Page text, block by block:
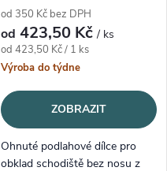
od 350 Kč bez DPH
od 423,50 Kč/ ks
Měrná cena:
od 423,50 Kč / 1 ks
Výroba do týdne
ZOBRAZIT
Ohnuté podlahové dílce pro
obklad schodiště bez nosu z